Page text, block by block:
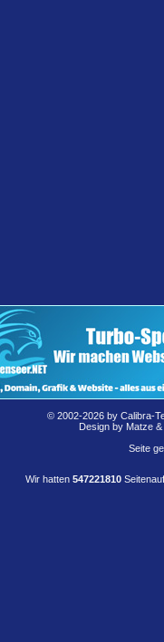
© 2002-2026 by Calibra-
Design by Matze
Seite
Wir hatten 547221810